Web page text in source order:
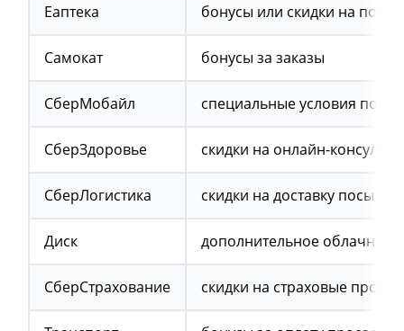
Еаптека бонусы или скидки на
Самокат бонусы за заказы
СберМобайл специальные условия по
СберЗдоровье скидки на онлайн-
СберЛогистика скидки на доставку посылок
Диск дополнительное облачное
СберСтрахование скидки на страховые